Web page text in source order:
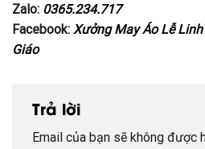
Zalo: 0365.234.717
Facebook: Xưởng May Áo Lễ
Giáo
Trả lời
Email của bạn sẽ không được